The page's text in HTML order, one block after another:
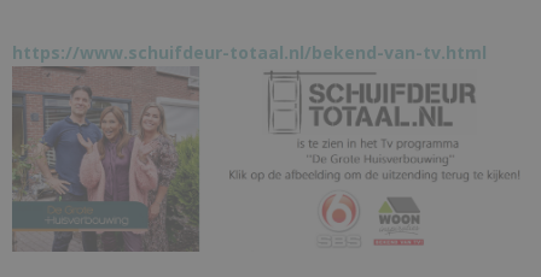
https://www.schuifdeur-totaal.nl/bekend-van-tv.html